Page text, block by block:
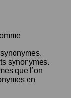
synonymes.
que l’on
en